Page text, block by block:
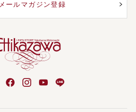
メールマガジン登録